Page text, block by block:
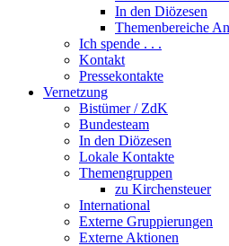
In den Diözesen
Themenbereiche
Ich spende . . .
Kontakt
Pressekontakte
Vernetzung
Bistümer / ZdK
Bundesteam
In den Diözesen
Lokale Kontakte
Themengruppen
zu Kirchensteuer
International
Externe Gruppierungen
Externe Aktionen